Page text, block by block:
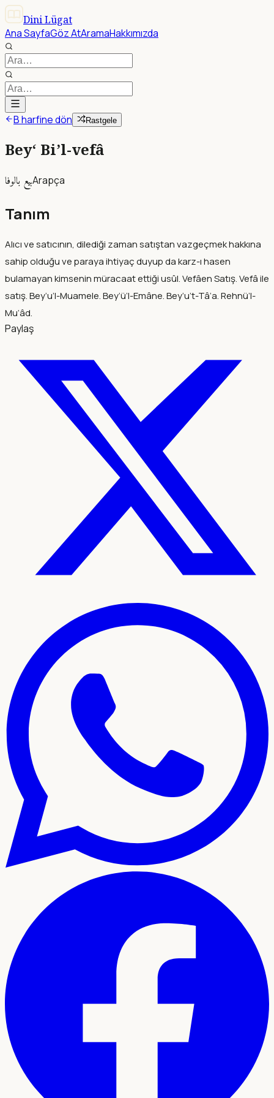
Dini Lügat
Ana SayfaGöz AtAramaHakkımızda
B harfine dön Rastgele
Bey‘ Bi’l-vefâ
بيع بالوفاArapça
Tanım
Alıcı ve satıcının, dilediği zaman satıştan vazgeçmek hakkına
sahip olduğu ve paraya ihtiyaç duyup da karz-ı hasen
bulamayan kimsenin müracaat ettiği usûl. Vefâen Satış. Vefâ ile
satış. Bey‘u’l-Muamele. Bey‘ü’l-Emâne. Bey‘u’t-Tâ‘a. Rehnü’l-
Mu‘âd.
Paylaş